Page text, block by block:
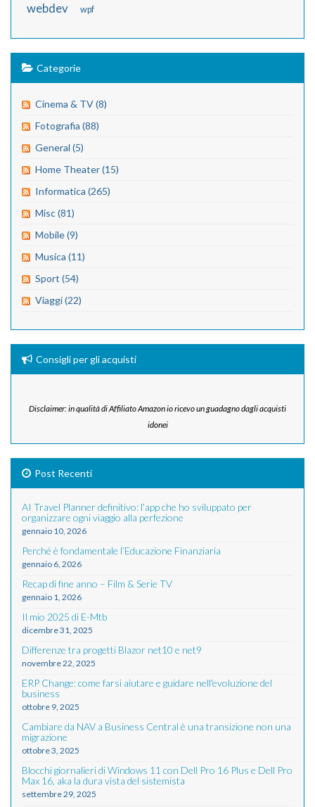
webdev wpf
Categorie
Cinema & TV (8)
Fotografia (88)
General (5)
Home Theater (15)
Informatica (265)
Misc (81)
Mobile (9)
Musica (11)
Sport (54)
Viaggi (22)
Consigli per gli acquisti
Disclaimer: in qualità di Affiliato Amazon io ricevo un guadagno dagli acquisti
idonei
Post Recenti
AI Travel Planner definitivo: l’app che ho sviluppato per
organizzare ogni viaggio alla perfezione
gennaio 10, 2026
Perché è fondamentale l’Educazione Finanziaria
gennaio 6, 2026
Recap di fine anno – Film & Serie TV
gennaio 1, 2026
Il mio 2025 di E-Mtb
dicembre 31, 2025
Differenze tra progetti Blazor net10 e net9
novembre 22, 2025
ERP Change: come farsi aiutare e guidare nell'evoluzione del
business
ottobre 9, 2025
Cambiare da NAV a Business Central è una transizione non una
migrazione
ottobre 3, 2025
Blocchi giornalieri di Windows 11 con Dell Pro 16 Plus e Dell Pro
Max 16, aka la dura vista del sistemista
settembre 29, 2025